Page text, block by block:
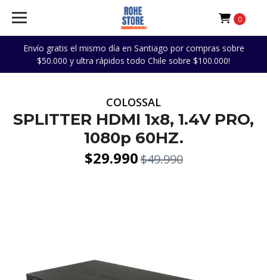
Envío gratis el mismo día en Santiago por compras sobre
$50.000 y ultra rápidos todo Chile sobre $100.000!
0
COLOSSAL
SPLITTER HDMI 1x8, 1.4V PRO,
1080p 60HZ.
$29.990$49.990